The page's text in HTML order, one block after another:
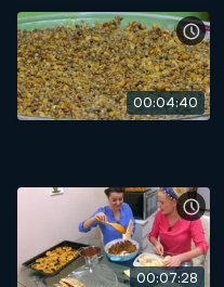
00:04:40
00:07:28